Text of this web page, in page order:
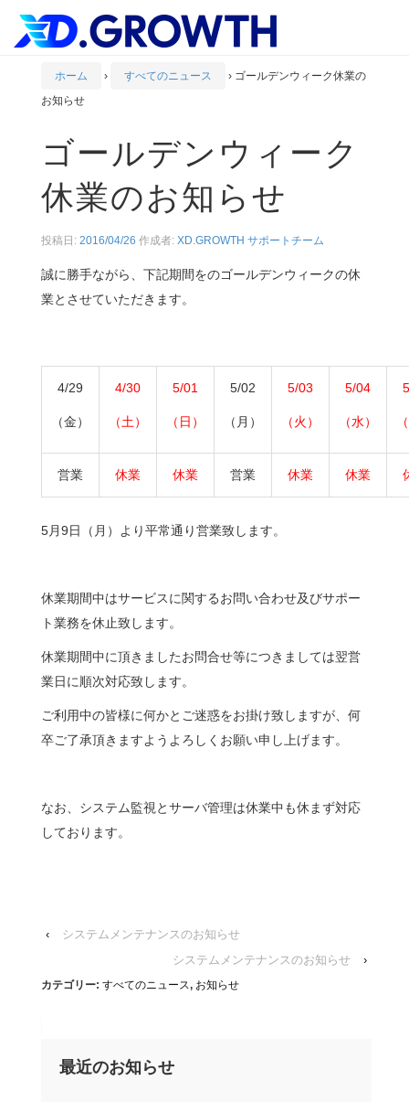
ホーム › すべてのニュース › ゴールデンウィーク休業の
お知らせ
ゴールデンウィーク
休業のお知らせ
投稿日: 2016/04/26 作成者: XD.GROWTH サポートチーム
誠に勝手ながら、下記期間をのゴールデンウィークの休
業とさせていただきます。
4/29
（金）
4/30
（土）
5/01
（日）
5/02
（月）
5/03
（火）
5/04
（水）
営業 休業 休業 営業 休業 休業
5月9日（月）より平常通り営業致します。
休業期間中はサービスに関するお問い合わせ及びサポー
ト業務を休止致します。
休業期間中に頂きましたお問合せ等につきましては翌営
業日に順次対応致します。
ご利用中の皆様に何かとご迷惑をお掛け致しますが、何
卒ご了承頂きますようよろしくお願い申し上げます。
なお、システム監視とサーバ管理は休業中も休まず対応
しております。
‹
システムメンテナンスのお知らせ
システムメンテナンスのお知らせ
›
カテゴリー: すべてのニュース, お知らせ
最近のお知らせ